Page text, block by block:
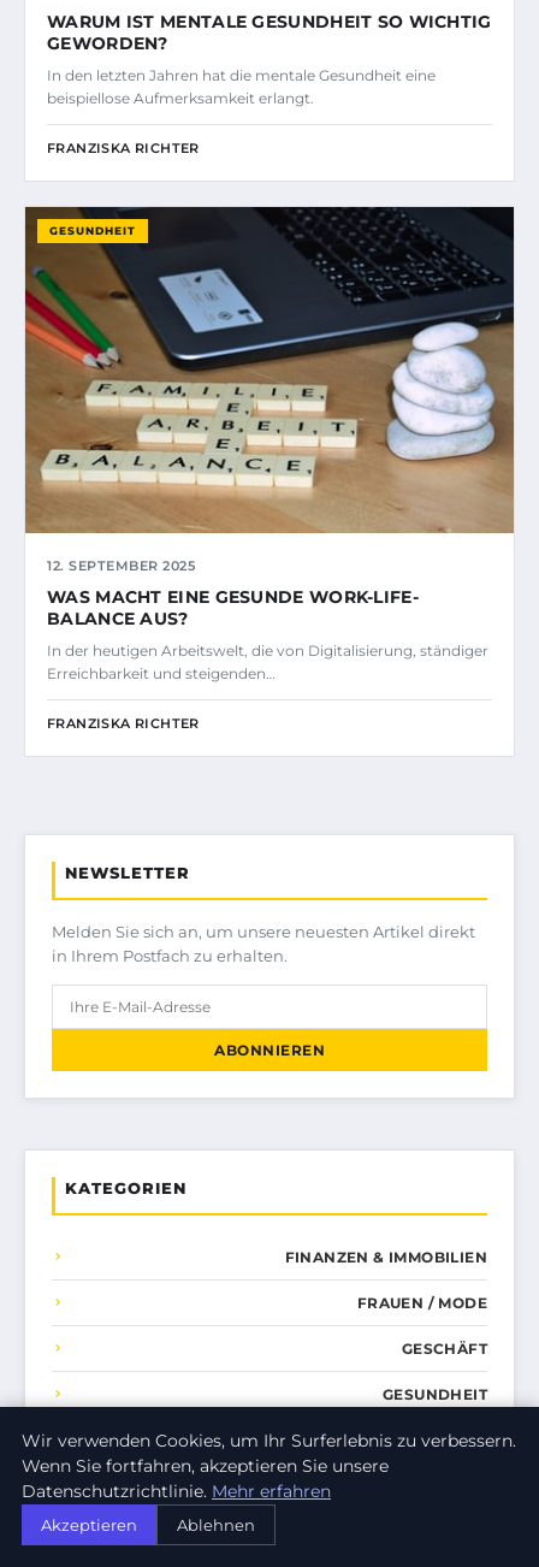
WARUM IST MENTALE GESUNDHEIT SO WICHTIG
GEWORDEN?
In den letzten Jahren hat die mentale Gesundheit eine
beispiellose Aufmerksamkeit erlangt.
FRANZISKA RICHTER
GESUNDHEIT
12. SEPTEMBER 2025
WAS MACHT EINE GESUNDE WORK-LIFE-
BALANCE AUS?
In der heutigen Arbeitswelt, die von Digitalisierung, ständiger
Erreichbarkeit und steigenden…
FRANZISKA RICHTER
NEWSLETTER
Melden Sie sich an, um unsere neuesten Artikel direkt
in Ihrem Postfach zu erhalten.
ABONNIEREN
KATEGORIEN
FINANZEN & IMMOBILIEN
FRAUEN / MODE
GESCHÄFT
GESUNDHEIT
KOCHEN
Wir verwenden Cookies, um Ihr Surferlebnis zu verbessern.
Wenn Sie fortfahren, akzeptieren Sie unsere
Datenschutzrichtlinie. Mehr erfahren
Akzeptieren Ablehnen